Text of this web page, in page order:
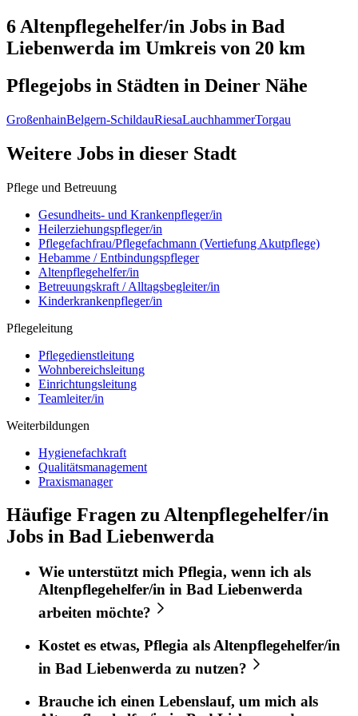
6 Altenpflegehelfer/in Jobs in Bad
Liebenwerda im Umkreis von 20 km
Pflegejobs in Städten in Deiner Nähe
GroßenhainBelgern-SchildauRiesaLauchhammerTorgau
Weitere Jobs in dieser Stadt
Pflege und Betreuung
Gesundheits- und Krankenpfleger/in
Heilerziehungspfleger/in
Pflegefachfrau/Pflegefachmann (Vertiefung Akutpflege)
Hebamme / Entbindungspfleger
Altenpflegehelfer/in
Betreuungskraft / Alltagsbegleiter/in
Kinderkrankenpfleger/in
Pflegeleitung
Pflegedienstleitung
Wohnbereichsleitung
Einrichtungsleitung
Teamleiter/in
Weiterbildungen
Hygienefachkraft
Qualitätsmanagement
Praxismanager
Häufige Fragen zu Altenpflegehelfer/in
Jobs in Bad Liebenwerda
Wie unterstützt mich Pflegia, wenn ich als
Altenpflegehelfer/in in Bad Liebenwerda
arbeiten möchte?
Kostet es etwas, Pflegia als Altenpflegehelfer/in
in Bad Liebenwerda zu nutzen?
Brauche ich einen Lebenslauf, um mich als